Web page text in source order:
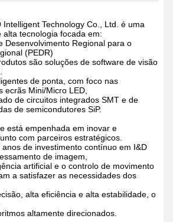
Intelligent Technology Co., Ltd. é uma
tecnologia focada em:
Desenvolvimento Regional para o
(PEDR)
são soluções de software de visão
de ponta, com foco nas
ecrãs Mini/Micro LED,
de circuitos integrados SMT e de
de semicondutores SiP.
está empenhada em inovar e
com parceiros estratégicos.
de investimento contínuo em I&D
de imagem,
artificial e o controlo de movimento
a satisfazer as necessidades dos
alta eficiência e alta estabilidade, o
altamente direcionados.